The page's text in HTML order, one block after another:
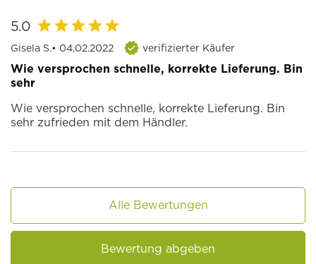
5.0
Gisela S.• 04.02.2022 verifizierter Käufer
Wie versprochen schnelle, korrekte Lieferung. Bin
sehr
Wie versprochen schnelle, korrekte Lieferung. Bin
sehr zufrieden mit dem Händler.
Alle Bewertungen
Bewertung abgeben